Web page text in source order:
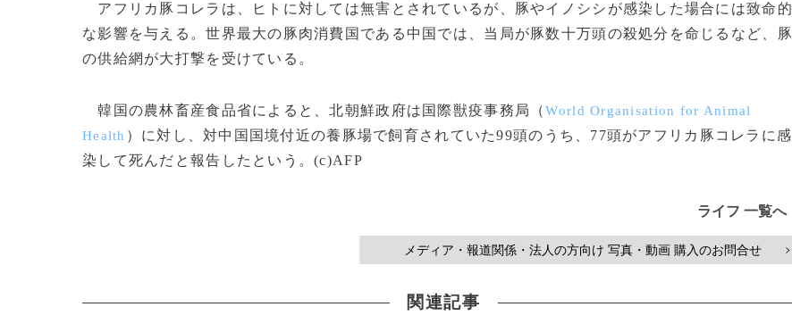
アフリカ豚コレラは、ヒトに対しては無害とされているが、豚やイノシシが感染した場合には致命的
な影響を与える。世界最大の豚肉消費国である中国では、当局が豚数十万頭の殺処分を命じるなど、豚
の供給網が大打撃を受けている。
韓国の農林畜産食品省によると、北朝鮮政府は国際獣疫事務局（World Organisation for Animal
Health ）に対し、対中国国境付近の養豚場で飼育されていた99頭のうち、77頭がアフリカ豚コレラに感
染して死んだと報告したという。(c)AFP
ライフ 一覧へ
メディア・報道関係・法人の方向け 写真・動画 購入のお問合せ >
関連記事